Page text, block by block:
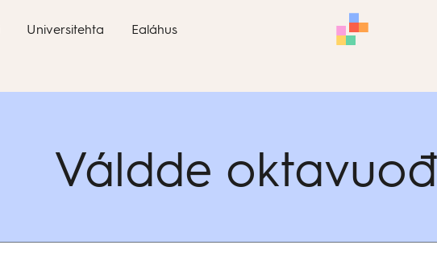
Universitehta Ealáhus
Váldde